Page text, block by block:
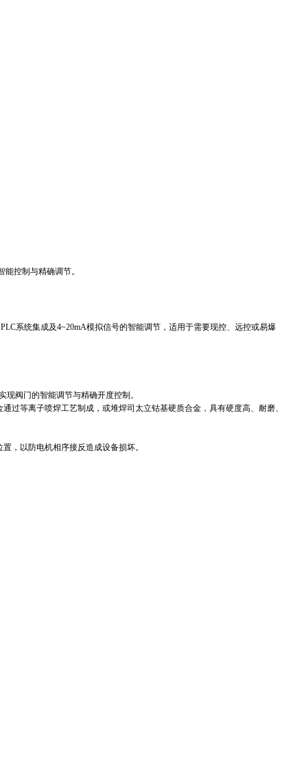
控制与精确调节。‌‌
系统集成及4~20mA模拟信号的智能调节，适用于需要现控、远控或易爆
阀门的智能调节与精确开度控制。‌‌
过等离子喷焊工艺制成，或堆焊司太立钴基硬质合金，具有硬度高、耐磨、
，以防电机相序接反造成设备损坏。‌‌